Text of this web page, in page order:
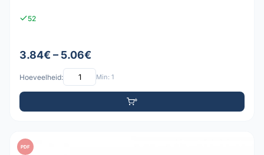
52
3.84€ – 5.06€
Hoeveelheid: Min: 1
PDF